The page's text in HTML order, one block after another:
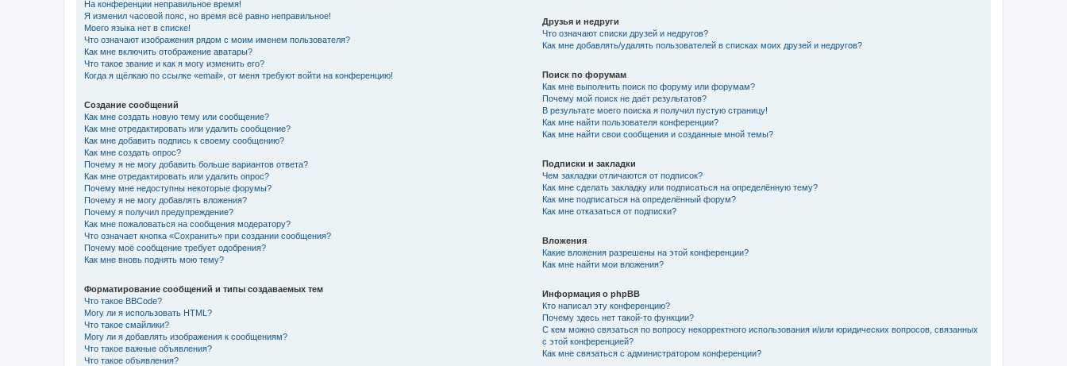
На конференции неправильное время!
Я изменил часовой пояс, но время всё равно неправильное!
Моего языка нет в списке!
Что означают изображения рядом с моим именем пользователя?
Как мне включить отображение аватары?
Что такое звание и как я могу изменить его?
Когда я щёлкаю по ссылке «email», от меня требуют войти на конференцию!
Создание сообщений
Как мне создать новую тему или сообщение?
Как мне отредактировать или удалить сообщение?
Как мне добавить подпись к своему сообщению?
Как мне создать опрос?
Почему я не могу добавить больше вариантов ответа?
Как мне отредактировать или удалить опрос?
Почему мне недоступны некоторые форумы?
Почему я не могу добавлять вложения?
Почему я получил предупреждение?
Как мне пожаловаться на сообщения модератору?
Что означает кнопка «Сохранить» при создании сообщения?
Почему моё сообщение требует одобрения?
Как мне вновь поднять мою тему?
Форматирование сообщений и типы создаваемых тем
Что такое BBCode?
Могу ли я использовать HTML?
Что такое смайлики?
Могу ли я добавлять изображения к сообщениям?
Что такое важные объявления?
Что такое объявления?
Друзья и недруги
Что означают списки друзей и недругов?
Как мне добавлять/удалять пользователей в списках моих друзей и недругов?
Поиск по форумам
Как мне выполнить поиск по форуму или форумам?
Почему мой поиск не даёт результатов?
В результате моего поиска я получил пустую страницу!
Как мне найти пользователя конференции?
Как мне найти свои сообщения и созданные мной темы?
Подписки и закладки
Чем закладки отличаются от подписок?
Как мне сделать закладку или подписаться на определённую тему?
Как мне подписаться на определённый форум?
Как мне отказаться от подписки?
Вложения
Какие вложения разрешены на этой конференции?
Как мне найти мои вложения?
Информация о phpBB
Кто написал эту конференцию?
Почему здесь нет такой-то функции?
С кем можно связаться по вопросу некорректного использования и/или юридических вопросов, связанных
с этой конференцией?
Как мне связаться с администратором конференции?